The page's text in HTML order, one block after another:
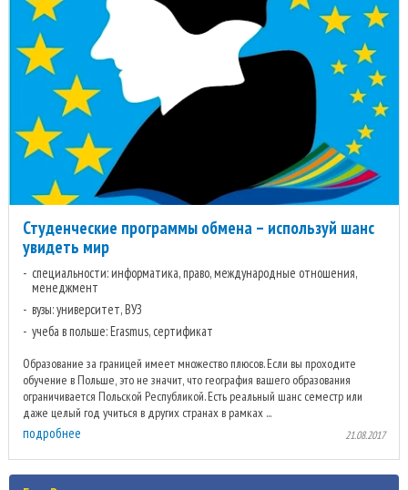
Студенческие программы обмена – используй шанс
увидеть мир
специальности: информатика, право, международные отношения,
менеджмент
вузы: университет, ВУЗ
учеба в польше: Erasmus, сертификат
Образование за границей имеет множество плюсов. Если вы проходите
обучение в Польше, это не значит, что география вашего образования
ограничивается Польской Республикой. Есть реальный шанс семестр или
даже целый год учиться в других странах в рамках ...
подробнее 21.08.2017